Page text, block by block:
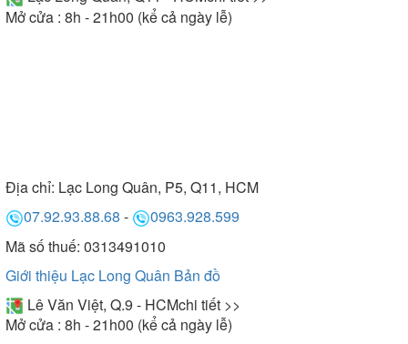
Mở cửa : 8h - 21h00 (kể cả ngày lễ)
Địa chỉ: Lạc Long Quân, P5, Q11, HCM
07.92.93.88.68 -
0963.928.599
Mã số thuế: 0313491010
Giới thiệu Lạc Long Quân Bản đồ
Lê Văn Việt, Q.9 - HCMchi tiết >>
Mở cửa : 8h - 21h00 (kể cả ngày lễ)